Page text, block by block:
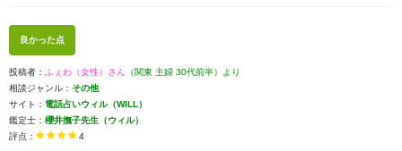
良かった点
投稿者： ふぇわ（女性）さん （関東 主婦 30代前半）より
相談ジャンル： その他
サイト： 電話占いウィル（WILL）
鑑定士： 櫻井撫子先生（ウィル）
評点：
4